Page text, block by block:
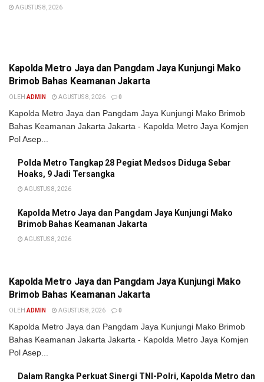
AGUSTUS 8, 2026
Kapolda Metro Jaya dan Pangdam Jaya Kunjungi Mako
Brimob Bahas Keamanan Jakarta
OLEH ADMIN AGUSTUS 8, 2026 0
Kapolda Metro Jaya dan Pangdam Jaya Kunjungi Mako Brimob
Bahas Keamanan Jakarta Jakarta - Kapolda Metro Jaya Komjen
Pol Asep...
Polda Metro Tangkap 28 Pegiat Medsos Diduga Sebar
Hoaks, 9 Jadi Tersangka
AGUSTUS 8, 2026
Kapolda Metro Jaya dan Pangdam Jaya Kunjungi Mako
Brimob Bahas Keamanan Jakarta
AGUSTUS 8, 2026
Kapolda Metro Jaya dan Pangdam Jaya Kunjungi Mako
Brimob Bahas Keamanan Jakarta
OLEH ADMIN AGUSTUS 8, 2026 0
Kapolda Metro Jaya dan Pangdam Jaya Kunjungi Mako Brimob
Bahas Keamanan Jakarta Jakarta - Kapolda Metro Jaya Komjen
Pol Asep...
Dalam Rangka Perkuat Sinergi TNI-Polri, Kapolda Metro dan